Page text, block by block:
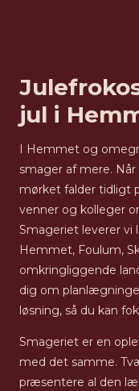
jul i
I Hemmet og
smager af mere.
mørket falder tidligt
venner og kolleger
Smageriet leverer vi
Hemmet, Foulum,
omkringliggende
dig om
løsning, så du kan
Smageriet er en
med det samme.
præsentere al den